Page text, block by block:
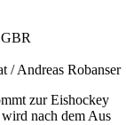
/ Andreas Robanser
zur Eishockey
nach dem Aus